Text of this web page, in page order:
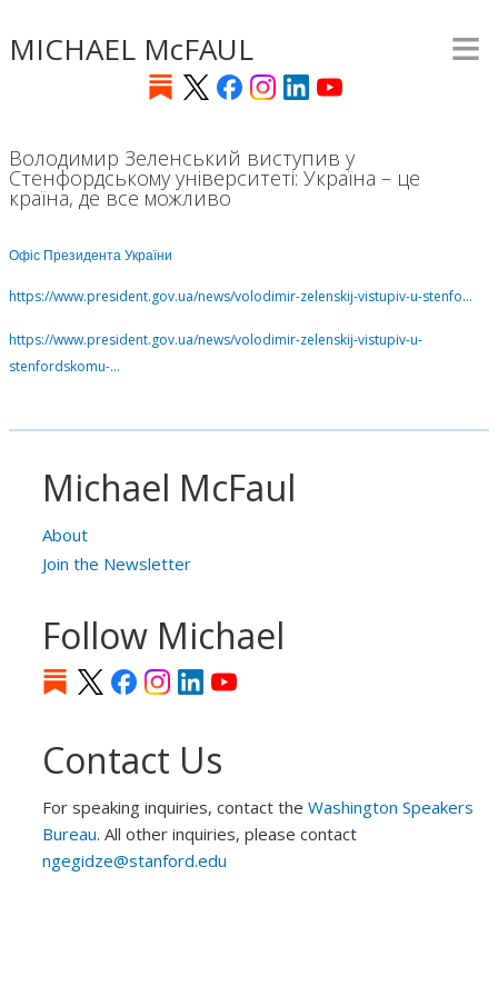
main
content
MICHAEL McFAUL ≡
Володимир Зеленський виступив у
Стенфордському університеті: Україна – це
країна, де все можливо
Офіс Президента України
https://www.president.gov.ua/news/volodimir-zelenskij-vistupiv-u-stenfo…
https://www.president.gov.ua/news/volodimir-zelenskij-vistupiv-u-
stenfordskomu-…
Michael McFaul
About
Join the Newsletter
Follow Michael
Contact Us
For speaking inquiries, contact theWashington Speakers
Bureau. All other inquiries, please contact
ngegidze@stanford.edu